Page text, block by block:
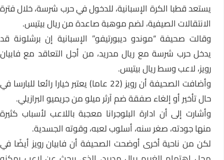
يستعد قطبا الكرة الإسبانية، للدخول في حرب شرسة، خلال فترة
الانتقالات الصيفية، لضم موهبة صاعدة من ريال بيتيس.
وقالت صحيفة “موندو ديبورتيفو” الإسبانية إن برشلونة قد
يدخل حرب شرسة مع ريال مدريد، من أجل التعاقد مع فابيان
رويز، لاعب وسط ريال بيتيس.
وأضافت الصحيفة أن رويز (22 عاما) يعتبر خيارا رائعا للبارسا في
حال تأخير أو إلغاء صفقة ضم آرثر ميلو من جريميو البرازيلي.
وأشارت إلى أن ادارة البلوجرانا معجبة باللاعب لأسباب كثيرة
منها جودته، صغر سنه، أسلوب لعبه، وقوته الجسدية.
لكن من ناحية أخرى أوضحت الصحيفة أن فابيان رويز أيضًا في